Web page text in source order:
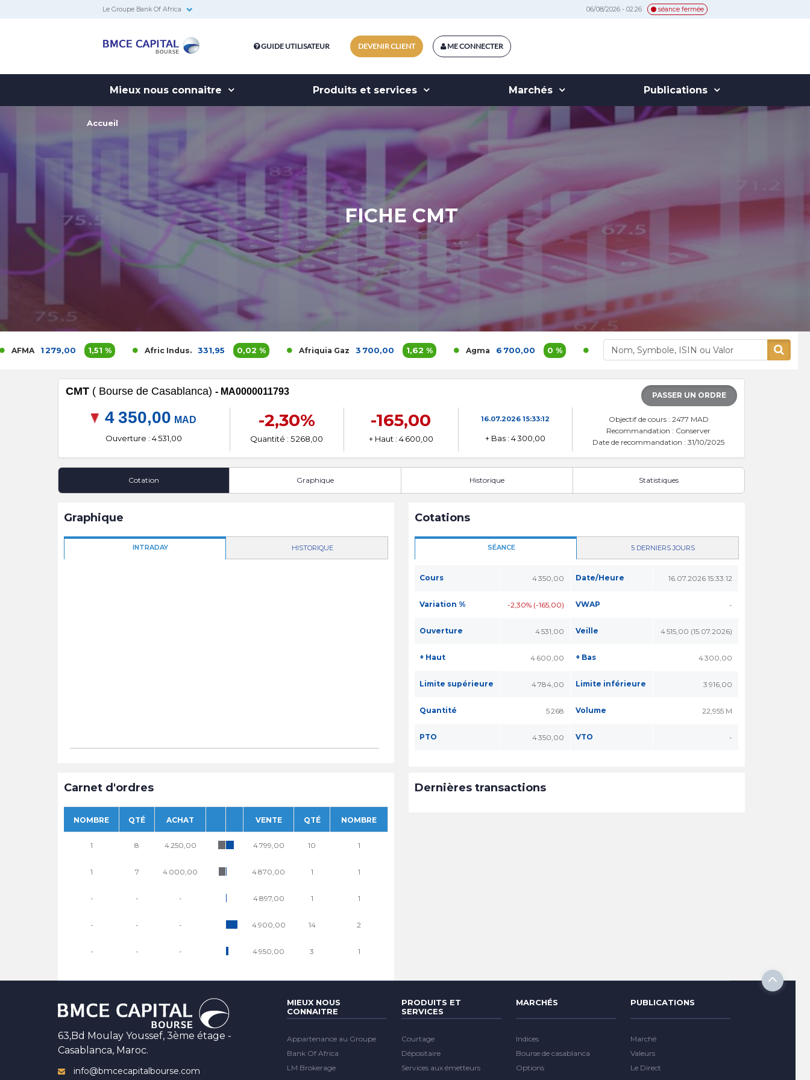
Le Groupe Bank Of Africa 06/08/2026 - 02:26 séance fermée
Bourse
ME CONNECTER
DEVENIR CLIENT
GUIDE UTILISATEUR
Mieux nous connaitre Produits et services Marchés Publications
Accueil
FICHE CMT
1 279,00 1,51 % Afric Indus. 331,95 0,02 % Afriquia Gaz 3 700,00 1,62 % Agma 6 700,00 0 % Akdital 1 140,00 0,62 % Alliances 377,00
CMT ( Bourse de Casablanca) - MA0000011793 PASSER UN ORDRE
4 350,00 MAD
Ouverture : 4 531,00
-2,30%
Quantité : 5 268,00
-165,00
+ Haut : 4 600,00
16.07.2026 15:33:12
+ Bas : 4 300,00
Objectif de cours : 2477 MAD
Recommandation : Conserver
Date de recommandation : 31/10/2025
Cotation Graphique Historique Statistiques
Graphique
INTRADAY HISTORIQUE
Cotations
SÉANCE 5 DERNIERS JOURS
Cours 4 350,00 Date/Heure 16.07.2026 15:33:12
Variation % -2,30% (-165,00) VWAP -
Ouverture 4 531,00 Veille 4 515,00 (15.07.2026)
+ Haut 4 600,00 + Bas 4 300,00
Limite supérieure 4 784,00 Limite inférieure 3 916,00
Quantité 5 268 Volume 22,955 M
PTO 4 350,00 VTO -
Carnet d'ordres
NOMBRE QTÉ ACHAT
1 8 4 250,00
1 7 4 000,00
- - -
- - -
- - -
VENTE QTÉ NOMBRE
4 799,00 10 1
4 870,00 1 1
4 897,00 1 1
4 900,00 14 2
4 950,00 3 1
Dernières transactions
63,Bd Moulay Youssef, 3ème étage -
Casablanca, Maroc.
info@bmcecapitalbourse.com
MIEUX NOUS
CONNAITRE
Appartenance au Groupe
Bank Of Africa
LM Brokerage
PRODUITS ET
SERVICES
Courtage
Dépositaire
Services aux émetteurs
MARCHÉS
Indices
Bourse de casablanca
Options
PUBLICATIONS
Marché
Valeurs
Le Direct